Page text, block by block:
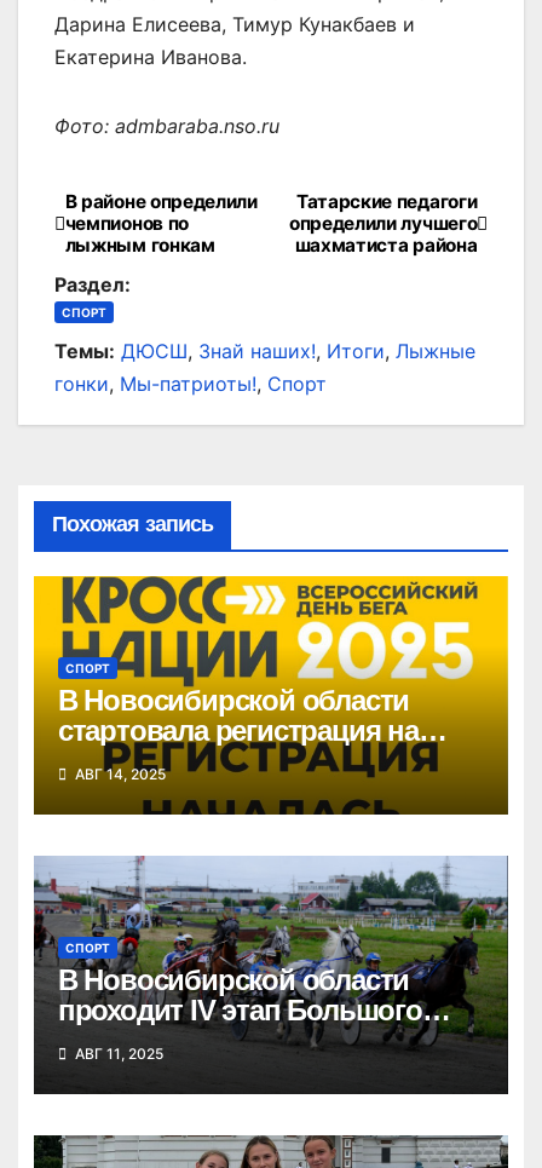
Дарина Елисеева, Тимур Кунакбаев и
Екатерина Иванова.
Фото: admbaraba.nso.ru
Навигация
по
записям
Татарские педагоги
определили лучшего
шахматиста района
В районе определили
чемпионов по
лыжным гонкам
Раздел:
СПОРТ
Темы: ДЮСШ, Знай наших!, Итоги, Лыжные
гонки, Мы-патриоты!, Спорт
Похожая запись
СПОРТ
В Новосибирской области
стартовала регистрация на
«Кросс нации»
АВГ 14, 2025
СПОРТ
В Новосибирской области
проходит IV этап Большого
Сибирского круга
АВГ 11, 2025